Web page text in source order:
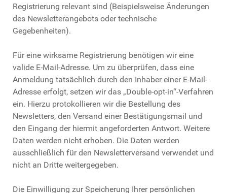
Registrierung relevant sind (Beispielsweise Änderungen
des Newsletterangebots oder technische
Gegebenheiten).
Für eine wirksame Registrierung benötigen wir eine
valide E-Mail-Adresse. Um zu überprüfen, dass eine
Anmeldung tatsächlich durch den Inhaber einer E-Mail-
Adresse erfolgt, setzen wir das „Double-opt-in“-Verfahren
ein. Hierzu protokollieren wir die Bestellung des
Newsletters, den Versand einer Bestätigungsmail und
den Eingang der hiermit angeforderten Antwort. Weitere
Daten werden nicht erhoben. Die Daten werden
ausschließlich für den Newsletterversand verwendet und
nicht an Dritte weitergegeben.
Die Einwilligung zur Speicherung Ihrer persönlichen